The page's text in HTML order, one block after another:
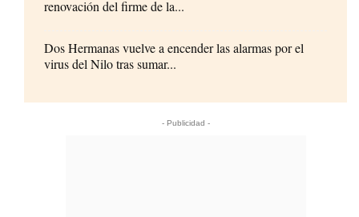
renovación del firme de la...
Dos Hermanas vuelve a encender las alarmas por el
virus del Nilo tras sumar...
- Publicidad -